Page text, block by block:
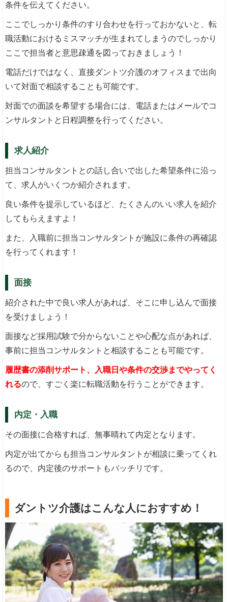
条件を伝えてください。
ここでしっかり条件のすり合わせを行っておかないと、転
職活動におけるミスマッチが生まれてしまうのでしっかり
ここで担当者と意思疎通を図っておきましょう！
電話だけではなく、直接ダントツ介護のオフィスまで出向
いて対面で相談することも可能です。
対面での面談を希望する場合には、電話またはメールでコ
ンサルタントと日程調整を行ってください。
求人紹介
担当コンサルタントとの話し合いで出した希望条件に沿っ
て、求人がいくつか紹介されます。
良い条件を提示しているほど、たくさんのいい求人を紹介
してもらえますよ！
また、入職前に担当コンサルタントが施設に条件の再確認
を行ってくれます！
面接
紹介された中で良い求人があれば、そこに申し込んで面接
を受けましょう！
面接など採用試験で分からないことや心配な点があれば、
事前に担当コンサルタントと相談することも可能です。
履歴書の添削サポート、入職日や条件の交渉までやってく
れるので、すごく楽に転職活動を行うことができます。
内定・入職
その面接に合格すれば、無事晴れて内定となります。
内定が出てからも担当コンサルタントが相談に乗ってくれ
るので、内定後のサポートもバッチリです。
ダントツ介護はこんな人におすすめ！